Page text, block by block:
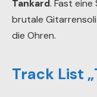
Tankard. Fast
brutale
die Ohren.
Track List